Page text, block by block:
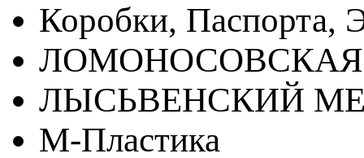
Коробки, Паспорта,
ЛЫСЬВЕНСКИЙ
М-Пластика